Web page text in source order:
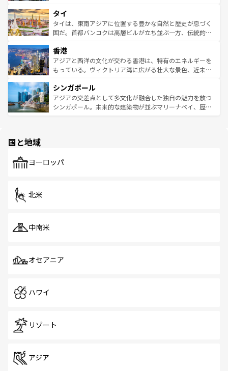
リティに包まれながら、韓国の多彩な魅力を心ゆくまで味
わってみてほしい。 なお、新着の韓国情報はコンテンツ一
覧を参照してほしい。
急速な発展と共に伝統が息づく。ハノイの古い町並みやホ
ーチミン市のフランス統治時代の建物も、独特の雰囲気を
醸し出している。また、バラエティの豊かさとおいしさで
とつ。フォーやバインミー、ベトナムコーヒーなどは、ぜ
ひ現地で味わいたい。どの地域を訪れてもあたたかい人々
が旅行者を迎えてくれるので、きっと忘れられない旅にな
参照してほしい。
タイ
タイは、東南アジアに位置する豊かな自然と歴史が息づく
国だ。首都バンコクは高層ビルが立ち並ぶ一方、伝統的な
の活気が交差している。北部ではチェンマイなどの山岳地
帯で自然と触れ合い、南部ではプーケットやクラビの美し
いビーチでリゾート気分を楽しむことができる。タイ料理
激する。気候は一年中温暖で、どの季節にも異なる楽しみ
が待っている。親しみやすいタイの人々、仏教を中心とし
た文化、そして多様な観光資源が、訪れる旅人を魅了し続
香港
アジアと西洋の文化が交わる香港は、特有のエネルギーを
もっている。ヴィクトリア湾に広がる壮大な景色、近未来
み、どこを訪れても感動するはず。観光スポットが密集し
ており、効率よく見どころを回れるのも魅力。息をのむよ
うな絶景から文化的な体験まで、香港を存分に楽しみ尽く
シンガポール
アジアの交差点として多文化が融合した独自の魅力を放つ
シンガポール。未来的な建築物が並ぶマリーナベイ、歴史
で、ホーカーズは地元の風情を楽しめる外せないスポット
国と地域
ヨーロッパ
北米
中南米
オセアニア
ハワイ
リゾート
アジア